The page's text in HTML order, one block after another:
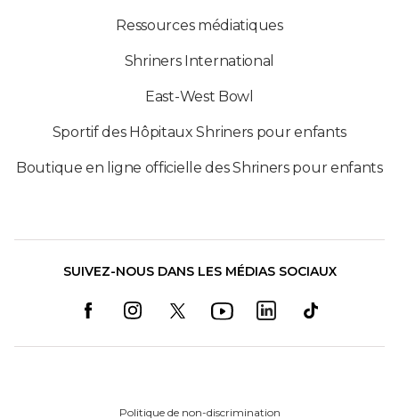
Ressources médiatiques
Shriners International
East-West Bowl
Sportif des Hôpitaux Shriners pour enfants
Boutique en ligne officielle des Shriners pour enfants
SUIVEZ-NOUS DANS LES MÉDIAS SOCIAUX
Politique de non-discrimination